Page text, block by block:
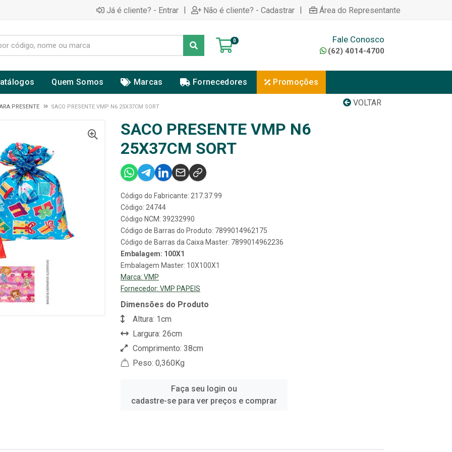
Já é cliente? - Entrar | Não é cliente? - Cadastrar | Área do Representante
0 Fale Conosco
(62) 4014-4700
Quem Somos Marcas Fornecedores Promoções
VOLTAR
PRESENTE SACO PRESENTE VMP N6 25X37CM SORT
SACO PRESENTE VMP N6
25X37CM SORT
Código do Fabricante: 217.37.99
Código: 24744
Código NCM: 39232990
Código de Barras do Produto: 7899014962175
Código de Barras da Caixa Master: 7899014962236
Embalagem: 100X1
Embalagem Master: 10X100X1
Marca: VMP
Fornecedor: VMP PAPEIS
Dimensões do Produto
Altura: 1cm
Largura: 26cm
Comprimento: 38cm
Peso: 0,360Kg
Faça seu login ou
cadastre-se para ver preços e comprar